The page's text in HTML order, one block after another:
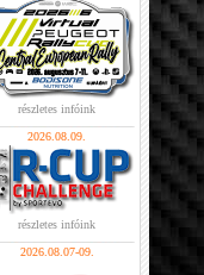
részletes infóink
2026.08.09.
részletes infóink
2026.08.07-09.